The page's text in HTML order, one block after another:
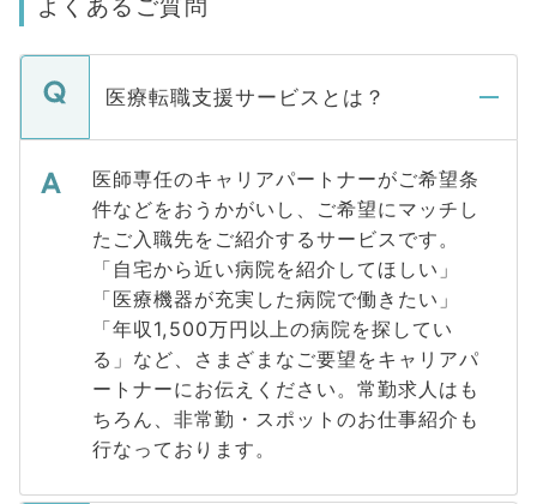
よくあるご質問
医療転職支援サービスとは？
医師専任のキャリアパートナーがご希望条
件などをおうかがいし、ご希望にマッチし
たご入職先をご紹介するサービスです。
「自宅から近い病院を紹介してほしい」
「医療機器が充実した病院で働きたい」
「年収1,500万円以上の病院を探してい
る」など、さまざまなご要望をキャリアパ
ートナーにお伝えください。常勤求人はも
ちろん、非常勤・スポットのお仕事紹介も
行なっております。